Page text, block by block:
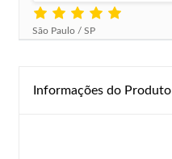
São Paulo / SP
Informações do Produto